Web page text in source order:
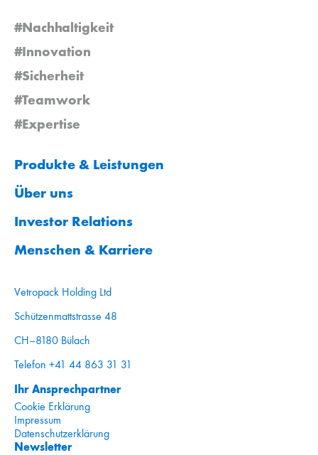
#Nachhaltigkeit
#Innovation
#Sicherheit
#Teamwork
#Expertise
Produkte & Leistungen
Über uns
Investor Relations
Menschen & Karriere
Vetropack Holding Ltd
Schützenmattstrasse 48
CH–8180 Bülach
Telefon +41 44 863 31 31
Ihr Ansprechpartner
Cookie Erklärung
Impressum
Datenschutzerklärung
Newsletter